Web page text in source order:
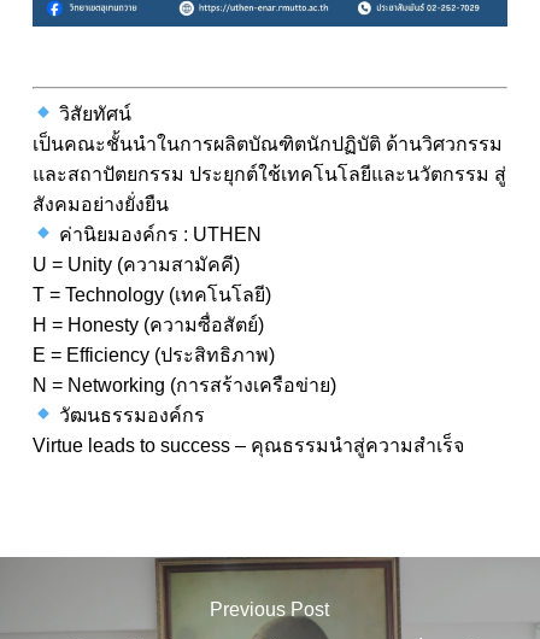
วิสัยทัศน์
เป็นคณะชั้นนำในการผลิตบัณฑิตนักปฏิบัติ ด้านวิศวกรรม
และสถาปัตยกรรม ประยุกต์ใช้เทคโนโลยีและนวัตกรรม สู่
สังคมอย่างยั่งยืน
ค่านิยมองค์กร : UTHEN
U = Unity (ความสามัคคี)
T = Technology (เทคโนโลยี)
H = Honesty (ความซื่อสัตย์)
E = Efficiency (ประสิทธิภาพ)
N = Networking (การสร้างเครือข่าย)
วัฒนธรรมองค์กร
Virtue leads to success – คุณธรรมนำสู่ความสำเร็จ
Previous Post